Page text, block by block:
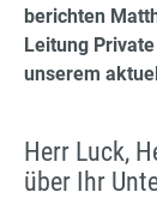
berichten
Leitung
unserem
Herr Luck,
über Ihr